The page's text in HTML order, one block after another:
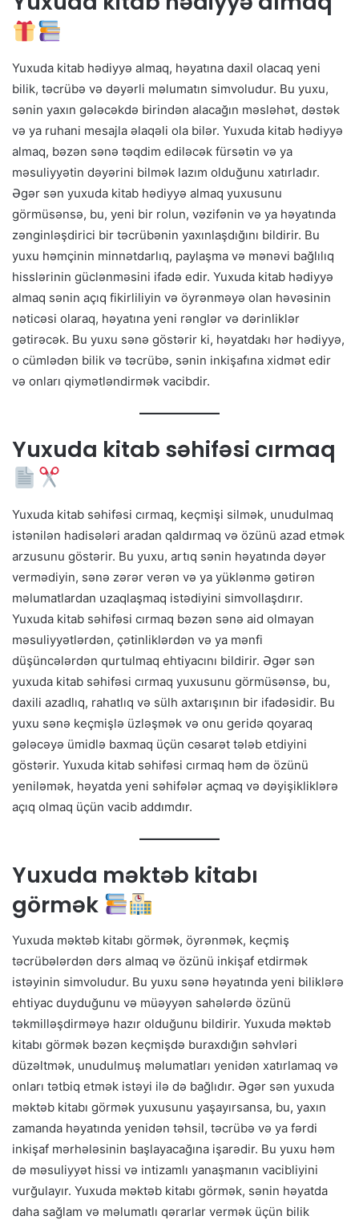
Yuxuda kitab hədiyyə almaq, həyatına daxil olacaq yeni
bilik, təcrübə və dəyərli məlumatın simvoludur. Bu yuxu,
sənin yaxın gələcəkdə birindən alacağın məsləhət, dəstək
və ya ruhani mesajla əlaqəli ola bilər. Yuxuda kitab hədiyyə
almaq, bəzən sənə təqdim ediləcək fürsətin və ya
məsuliyyətin dəyərini bilmək lazım olduğunu xatırladır.
Əgər sən yuxuda kitab hədiyyə almaq yuxusunu
görmüsənsə, bu, yeni bir rolun, vəzifənin və ya həyatında
zənginləşdirici bir təcrübənin yaxınlaşdığını bildirir. Bu
yuxu həmçinin minnətdarlıq, paylaşma və mənəvi bağlılıq
hisslərinin güclənməsini ifadə edir. Yuxuda kitab hədiyyə
almaq sənin açıq fikirliliyin və öyrənməyə olan həvəsinin
nəticəsi olaraq, həyatına yeni rənglər və dərinliklər
gətirəcək. Bu yuxu sənə göstərir ki, həyatdakı hər hədiyyə,
o cümlədən bilik və təcrübə, sənin inkişafına xidmət edir
və onları qiymətləndirmək vacibdir.
Yuxuda kitab səhifəsi cırmaq
Yuxuda kitab səhifəsi cırmaq, keçmişi silmək, unudulmaq
istənilən hadisələri aradan qaldırmaq və özünü azad etmək
arzusunu göstərir. Bu yuxu, artıq sənin həyatında dəyər
vermədiyin, sənə zərər verən və ya yüklənmə gətirən
məlumatlardan uzaqlaşmaq istədiyini simvollaşdırır.
Yuxuda kitab səhifəsi cırmaq bəzən sənə aid olmayan
məsuliyyətlərdən, çətinliklərdən və ya mənfi
düşüncələrdən qurtulmaq ehtiyacını bildirir. Əgər sən
yuxuda kitab səhifəsi cırmaq yuxusunu görmüsənsə, bu,
daxili azadlıq, rahatlıq və sülh axtarışının bir ifadəsidir. Bu
yuxu sənə keçmişlə üzləşmək və onu geridə qoyaraq
gələcəyə ümidlə baxmaq üçün cəsarət tələb etdiyini
göstərir. Yuxuda kitab səhifəsi cırmaq həm də özünü
yeniləmək, həyatda yeni səhifələr açmaq və dəyişikliklərə
açıq olmaq üçün vacib addımdır.
Yuxuda məktəb kitabı
görmək
Yuxuda məktəb kitabı görmək, öyrənmək, keçmiş
təcrübələrdən dərs almaq və özünü inkişaf etdirmək
istəyinin simvoludur. Bu yuxu sənə həyatında yeni biliklərə
ehtiyac duyduğunu və müəyyən sahələrdə özünü
təkmilləşdirməyə hazır olduğunu bildirir. Yuxuda məktəb
kitabı görmək bəzən keçmişdə buraxdığın səhvləri
düzəltmək, unudulmuş məlumatları yenidən xatırlamaq və
onları tətbiq etmək istəyi ilə də bağlıdır. Əgər sən yuxuda
məktəb kitabı görmək yuxusunu yaşayırsansa, bu, yaxın
zamanda həyatında yenidən təhsil, təcrübə və ya fərdi
inkişaf mərhələsinin başlayacağına işarədir. Bu yuxu həm
də məsuliyyət hissi və intizamlı yanaşmanın vacibliyini
vurğulayır. Yuxuda məktəb kitabı görmək, sənin həyatda
daha sağlam və məlumatlı qərarlar vermək üçün bilik